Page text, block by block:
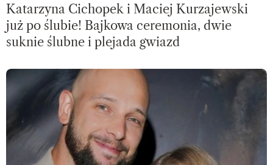
Katarzyna Cichopek i Maciej Kurzajewski
już po ślubie! Bajkowa ceremonia, dwie
suknie ślubne i plejada gwiazd